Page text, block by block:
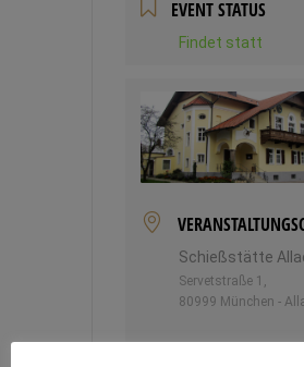
EVENT STATUS
Findet statt
Schießstätte
Servetstraße 1,
80999 München -